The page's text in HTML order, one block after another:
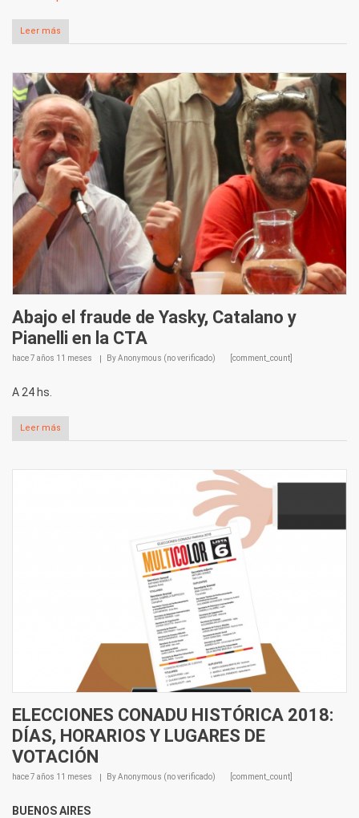
Leer más
Abajo el fraude de Yasky, Catalano y
Pianelli en la CTA
hace7 años 11 meses ByAnonymous (no verificado) [comment_count]
A 24 hs.
Leer más
ELECCIONES CONADU HISTÓRICA 2018:
DÍAS, HORARIOS Y LUGARES DE
VOTACIÓN
hace7 años 11 meses ByAnonymous (no verificado) [comment_count]
BUENOS AIRES